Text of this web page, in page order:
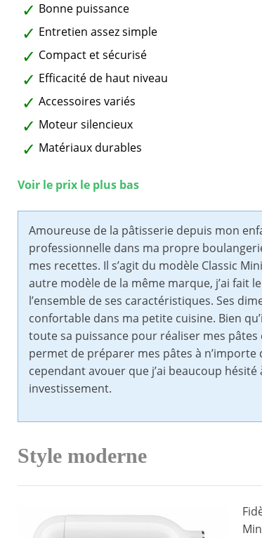
Bonne puissance
Entretien assez simple
Compact et sécurisé
Efficacité de haut niveau
Accessoires variés
Moteur silencieux
Matériaux durables
Voir le prix le plus bas
Amoureuse de la pâtisserie depuis mon
professionnelle dans ma propre
mes recettes. Il s’agit du modèle Classic
autre modèle de la même marque, j’ai fait
l’ensemble de ses caractéristiques. Ses
confortable dans ma petite cuisine. Bien
toute sa puissance pour réaliser mes pâtes
permet de préparer mes pâtes à
cependant avouer que j’ai beaucoup
investissement.
Style moderne